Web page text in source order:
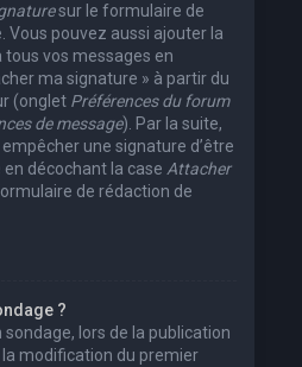
sur le formulaire de
Vous pouvez aussi ajouter la
vos messages en
ma signature » à partir du
(onglet Préférences du forum
de message). Par la suite,
une signature d’être
décochant la case Attacher
de rédaction de
?
sondage, lors de la publication
la modification du premier